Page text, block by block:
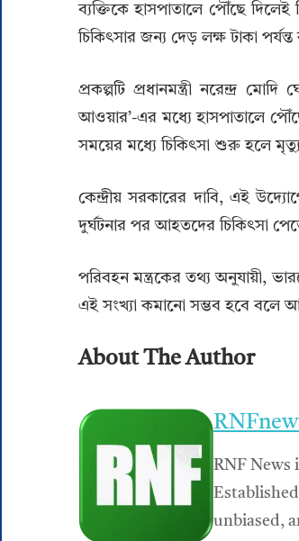
ব্যক্তিকে হাসপাতালে পৌঁছে দিলেই
চিকিৎসার জন্য দেড় লক্ষ টাকা
প্রকল্পটি প্রধানমন্ত্রী নরেন্দ্র
আওয়ার’-এর মধ্যে হাসপাতালে
সময়ের মধ্যে চিকিৎসা শুরু হলে
কেন্দ্রীয় সরকারের দাবি, এই
দুর্ঘটনার পর আহতদের চিকিৎসা
পরিবহন মন্ত্রকের তথ্য অনুযায়ী,
এই সংখ্যা কমানো সম্ভব হবে বলে
About The Author
RNF
unbiased,